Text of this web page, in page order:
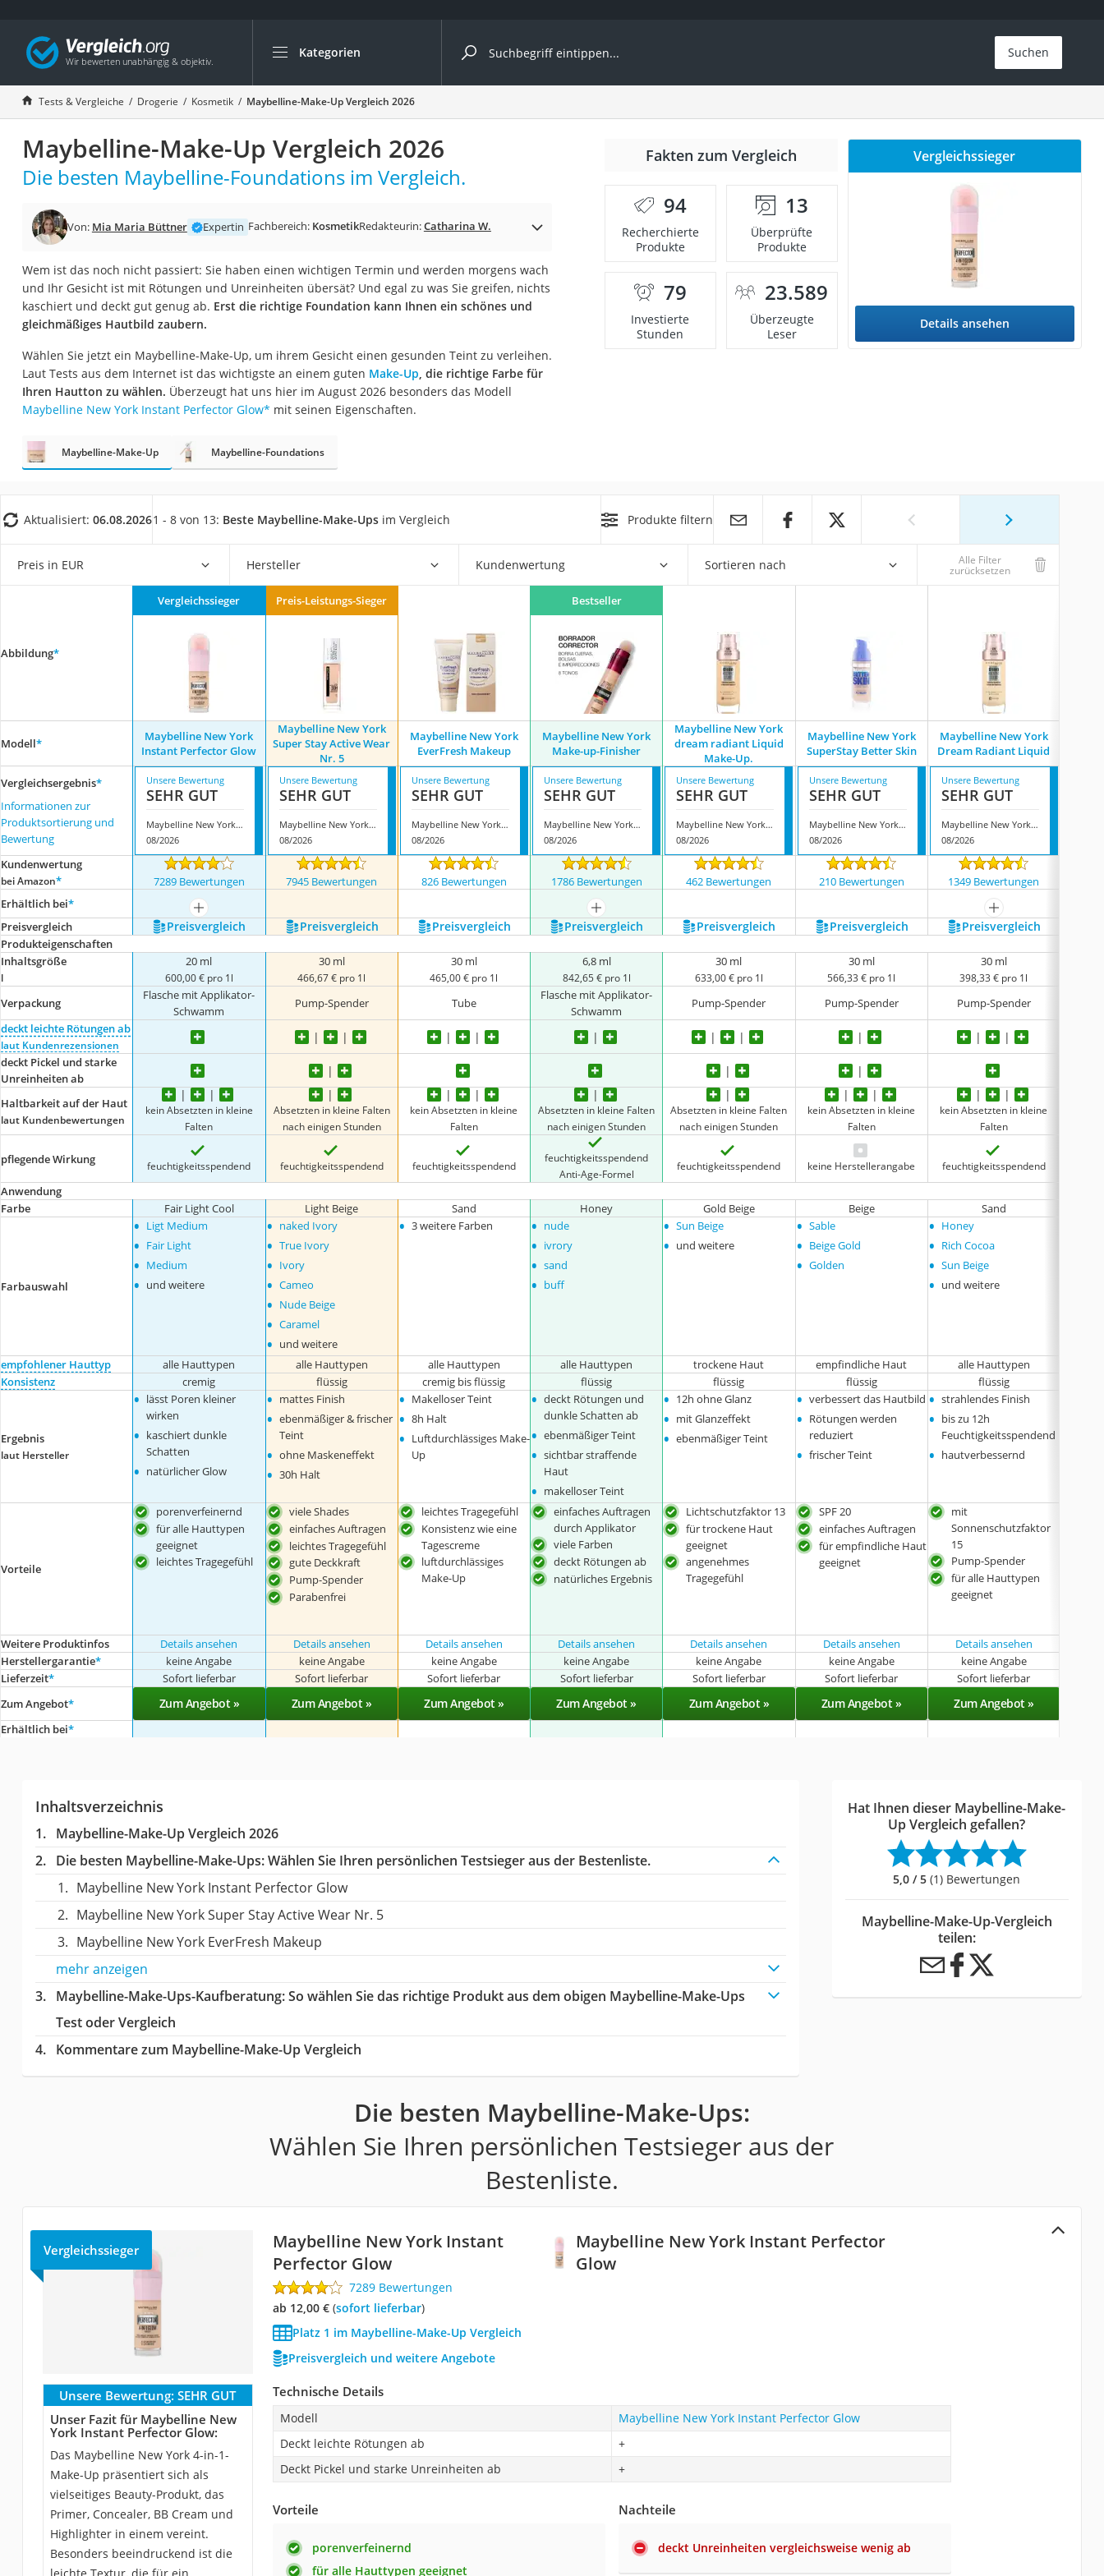
Kategorien
Die beliebtesten Vergleiche nach Kategorie
Drogerie
Inhalator
Haarschneider
Rollator
Katzenklappe (Chip)
Masturbator
Massagepistole
Reisehaartrockner
Eiweißpulver
Magnesiumpräparat
Nackenmassagegerät
leichter Haartrockner
Schildkrötenhaus
Mineralfutter Pferd
Massagegerät
Suchen
Tests & Vergleiche Drogerie Kosmetik Maybelline-Make-Up Vergleich 2026
Maybelline-Make-Up Vergleich 2026
Die besten Maybelline-Foundations im Vergleich.
Von: Mia Maria Büttner Expertin Fachbereich: KosmetikRedakteurin:Catharina W.
Wem ist das noch nicht passiert: Sie haben einen wichtigen Termin und werden morgens wach
und Ihr Gesicht ist mit Rötungen und Unreinheiten übersät? Und egal zu was Sie greifen, nichts
kaschiert und deckt gut genug ab. Erst die richtige Foundation kann Ihnen ein schönes und
gleichmäßiges Hautbild zaubern.
Wählen Sie jetzt ein Maybelline-Make-Up, um ihrem Gesicht einen gesunden Teint zu verleihen.
Laut Tests aus dem Internet ist das wichtigste an einem guten Make-Up, die richtige Farbe für
Ihren Hautton zu wählen. Überzeugt hat uns hier im August 2026 besonders das Modell
Maybelline New York Instant Perfector Glow* mit seinen Eigenschaften.
Fakten zum Vergleich
94
Recherchierte
Produkte
13
Überprüfte
Produkte
79
Investierte
Stunden
23.589
Überzeugte
Leser
Vergleichssieger
Details ansehen
Maybelline-Make-Up Maybelline-Foundations
Aktualisiert: 06.08.20261 - 8 von 13: Beste Maybelline-Make-Ups im Vergleich Produkte filtern
Preis in EUR Hersteller Kundenwertung Sortieren nach Alle Filter
zurücksetzen
Abbildung*
Vergleichssieger Preis-Leistungs-Sieger Bestseller
Modell*
Maybelline New York
Instant Perfector Glow
Maybelline New York
Super Stay Active Wear
Nr. 5
Maybelline New York
EverFresh Makeup
Maybelline New York
Make-up-Finisher
Maybelline New York
dream radiant Liquid
Make-Up.
Maybelline New York
SuperStay Better Skin
Maybelline New York
Dream Radiant Liquid
Vergleichsergebnis*
Informationen zur
Produktsortierung und
Bewertung
Unsere Bewertung
SEHR GUT
Maybelline New York Instant Perfector Glow
08/2026
Unsere Bewertung
SEHR GUT
Maybelline New York Super Stay Active Wear Nr. 5
08/2026
Unsere Bewertung
SEHR GUT
Maybelline New York EverFresh Makeup
08/2026
Unsere Bewertung
SEHR GUT
Maybelline New York Make-up-Finisher
08/2026
Unsere Bewertung
SEHR GUT
Maybelline New York dream radiant Liquid Make-Up.
08/2026
Unsere Bewertung
SEHR GUT
Maybelline New York SuperStay Better Skin
08/2026
Unsere Bewertung
SEHR GUT
Maybelline New York Dream Radiant Liquid
08/2026
Kundenwertung
bei Amazon* 7289 Bewertungen 7945 Bewertungen 826 Bewertungen 1786 Bewertungen 462 Bewertungen 210 Bewertungen 1349 Bewertungen
Erhältlich bei*
mehr anzeigen mehr anzeigen
mehr anzeigen
Preis­vergleich
Preis­vergleich Preis­vergleich Preis­vergleich Preis­vergleich Preis­vergleich Preis­vergleich Preis­vergleich
Produkteigenschaften
Inhaltsgröße
l
20 ml
600,00 € pro 1l
30 ml
466,67 € pro 1l
30 ml
465,00 € pro 1l
6,8 ml
842,65 € pro 1l
30 ml
633,00 € pro 1l
30 ml
566,33 € pro 1l
30 ml
398,33 € pro 1l
Verpackung
Flasche mit Applikator-
Schwamm
Pump-Spender Tube
Flasche mit Applikator-
Schwamm
Pump-Spender Pump-Spender
Pump-Spender
deckt leichte Rötungen ab
laut Kundenrezensionen
deckt Pickel und starke
Unreinheiten ab
Haltbarkeit auf der Haut
laut Kundenbewertungen
kein Absetzten in kleine
Falten
Absetzten in kleine Falten
nach einigen Stunden
kein Absetzten in kleine
Falten
Absetzten in kleine Falten
nach einigen Stunden
Absetzten in kleine Falten
nach einigen Stunden
kein Absetzten in kleine
Falten
kein Absetzten in kleine
Falten
pflegende Wirkung feuchtigkeitsspendend feuchtigkeitsspendend feuchtigkeitsspendend
feuchtigkeitsspendend
Anti-Age-Formel
feuchtigkeitsspendend keine Herstellerangabe feuchtigkeitsspendend
Anwendung
Farbe
Fair Light Cool Light Beige Sand Honey Gold Beige Beige Sand
Farbauswahl
• Ligt Medium
• Fair Light
• Medium
• und weitere
• naked Ivory
• True Ivory
• Ivory
• Cameo
• Nude Beige
• Caramel
• und weitere
• 3 weitere Farben • nude
• ivrory
• sand
• buff
• Sun Beige
• und weitere
• Sable
• Beige Gold
• Golden
• Honey
• Rich Cocoa
• Sun Beige
• und weitere
empfohlener Hauttyp alle Hauttypen alle Hauttypen alle Hauttypen alle Hauttypen trockene Haut empfindliche Haut alle Hauttypen
Konsistenz
cremig flüssig cremig bis flüssig flüssig flüssig flüssig flüssig
Ergebnis
laut Hersteller
• lässt Poren kleiner
wirken
• kaschiert dunkle
Schatten
• natürlicher Glow
• mattes Finish
• ebenmäßiger & frischer
Teint
• ohne Maskeneffekt
• 30h Halt
• Makelloser Teint
• 8h Halt
• Luftdurchlässiges Make-
Up
• deckt Rötungen und
dunkle Schatten ab
• ebenmäßiger Teint
• sichtbar straffende
Haut
• makelloser Teint
• 12h ohne Glanz
• mit Glanzeffekt
• ebenmäßiger Teint
• verbessert das Hautbild
• Rötungen werden
reduziert
• frischer Teint
• strahlendes Finish
• bis zu 12h
Feuchtigkeitsspendend
• hautverbessernd
Vorteile
porenverfeinernd
für alle Hauttypen
geeignet
leichtes Tragegefühl
viele Shades
einfaches Auftragen
leichtes Tragegefühl
gute Deckkraft
Pump-Spender
Parabenfrei
leichtes Tragegefühl
Konsistenz wie eine
Tagescreme
luftdurchlässiges
Make-Up
einfaches Auftragen
durch Applikator
viele Farben
deckt Rötungen ab
natürliches Ergebnis
Lichtschutzfaktor 13
für trockene Haut
geeignet
angenehmes
Tragegefühl
SPF 20
einfaches Auftragen
für empfindliche Haut
geeignet
mit
Sonnenschutzfaktor
15
Pump-Spender
für alle Hauttypen
geeignet
Weitere Produktinfos
Details ansehen Details ansehen Details ansehen Details ansehen Details ansehen Details ansehen
Details ansehen
Herstellergarantie* keine Angabe keine Angabe keine Angabe keine Angabe keine Angabe keine Angabe
keine Angabe
Lieferzeit* Sofort lieferbar Sofort lieferbar Sofort lieferbar Sofort lieferbar Sofort lieferbar Sofort lieferbar Sofort lieferbar
Zum Angebot* Zum Angebot » Zum Angebot » Zum Angebot » Zum Angebot » Zum Angebot » Zum Angebot » Zum Angebot »
Erhältlich bei*
Inhaltsverzeichnis
Maybelline-Make-Up Vergleich 2026
Die besten Maybelline-Make-Ups:Wählen Sie Ihren persönlichen Testsieger aus der Bestenliste.
Maybelline New York Instant Perfector Glow
Maybelline New York Super Stay Active Wear Nr. 5
Maybelline New York EverFresh Makeup
mehr anzeigen
Maybelline-Make-Ups-Kaufberatung: So wählen Sie das richtige Produkt aus dem obigen Maybelline-Make-Ups
Test oder Vergleich
Kommentare zum Maybelline-Make-Up Vergleich
Hat Ihnen dieser Maybelline-Make-
Up Vergleich gefallen?
5,0 / 5 (1) Bewertungen
Maybelline-Make-Up-Vergleich
teilen:
Die besten Maybelline-Make-Ups:
Wählen Sie Ihren persönlichen Testsieger aus der
Bestenliste.
Maybelline New York Instant Perfector
Glow
Vergleichssieger
Maybelline New York Instant
Perfector Glow
7289 Bewertungen
ab 12,00 €( Sofort lieferbar)
Platz 1 im Maybelline-Make-Up Vergleich
Preisvergleich und weitere Angebote
Unsere Bewertung: SEHR GUT
Unser Fazit für Maybelline New
York Instant Perfector Glow:
Das Maybelline New York 4-in-1-
Make-Up präsentiert sich als
vielseitiges Beauty-Produkt, das
Primer, Concealer, BB Cream und
Highlighter in einem vereint.
Besonders beeindruckend ist die
Technische Details
Modell
Maybelline New York Instant Perfector Glow
Deckt leichte Rötungen ab
+
Deckt Pickel und starke Unreinheiten ab
+
Vorteile
porenverfeinernd
für alle Hauttypen geeignet
Nachteile
deckt Unreinheiten vergleichsweise wenig ab